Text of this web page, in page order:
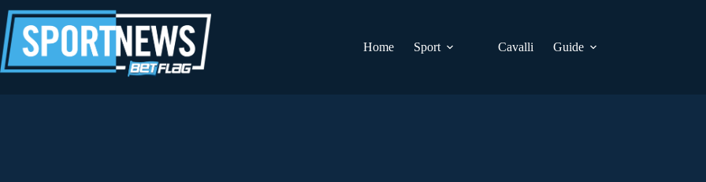
al
contenuto
Home
Sport Cavalli Guide